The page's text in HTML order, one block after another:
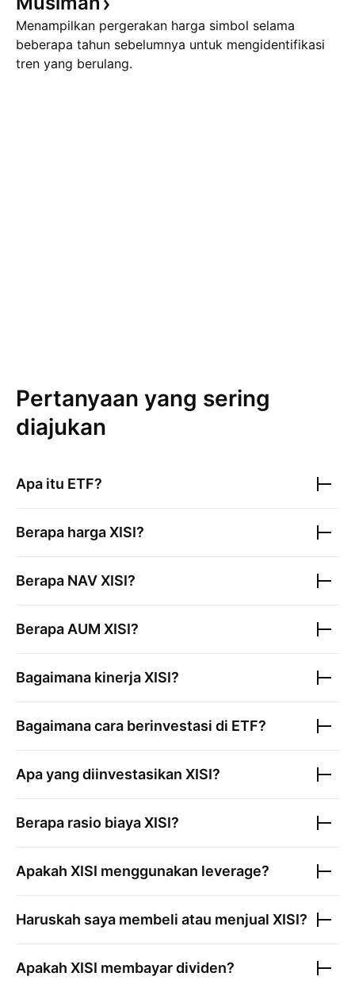
Menampilkan pergerakan harga simbol selama
beberapa tahun sebelumnya untuk mengidentifikasi
tren yang berulang.
Pertanyaan yang sering
diajukan
Apa itu ETF?
Berapa hargaXISI?
Berapa NAVXISI?
Berapa AUM XISI?
Bagaimana kinerjaXISI?
Bagaimana cara berinvestasi di ETF?
Apa yang diinvestasikan XISI?
Berapa rasio biayaXISI?
Apakah XISI menggunakan leverage?
Haruskah saya membeli atau menjual XISI?
Apakah XISI membayar dividen?